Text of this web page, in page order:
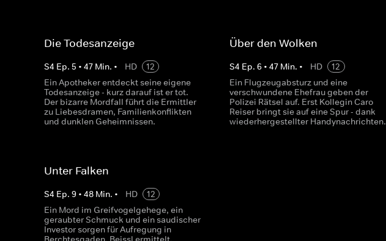
Die Todesanzeige
S4 Ep. 5 • 47 Min. • HD
12
Ein Apotheker entdeckt seine eigene
Todesanzeige - kurz darauf ist er tot.
Der bizarre Mordfall führt die Ermittler
zu Liebesdramen, Familienkonflikten
und dunklen Geheimnissen.
Über den Wolken
S4 Ep.6 •47 Min. • HD
12
Ein Flugzeugabsturz und eine
verschwundene Ehefrau geben der
Polizei Rätsel auf. Erst Kollegin Caro
Reiser bringt sie auf eine Spur - dank
wiederhergestellter Handynachrichten.
Unter Falken
S4 Ep. 9 • 48 Min. • HD
12
Ein Mord im Greifvogelgehege, ein
geraubter Schmuck und ein saudischer
Investor sorgen für Aufregung in